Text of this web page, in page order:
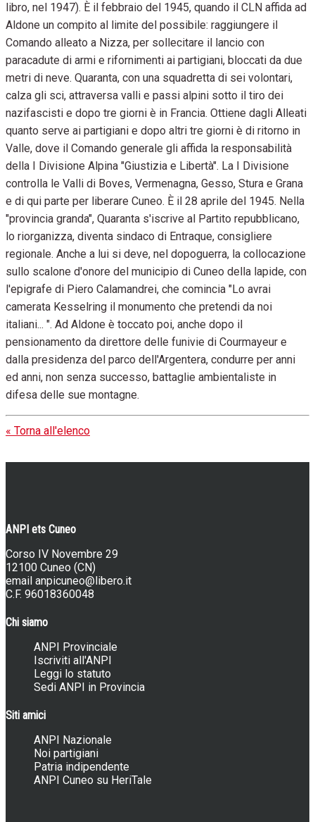
libro, nel 1947). È il febbraio del 1945, quando il CLN affida ad
Aldone un compito al limite del possibile: raggiungere il
Comando alleato a Nizza, per sollecitare il lancio con
paracadute di armi e rifornimenti ai partigiani, bloccati da due
metri di neve. Quaranta, con una squadretta di sei volontari,
calza gli sci, attraversa valli e passi alpini sotto il tiro dei
nazifascisti e dopo tre giorni è in Francia. Ottiene dagli Alleati
quanto serve ai partigiani e dopo altri tre giorni è di ritorno in
Valle, dove il Comando generale gli affida la responsabilità
della I Divisione Alpina "Giustizia e Libertà". La I Divisione
controlla le Valli di Boves, Vermenagna, Gesso, Stura e Grana
e di qui parte per liberare Cuneo. È il 28 aprile del 1945. Nella
"provincia granda", Quaranta s'iscrive al Partito repubblicano,
lo riorganizza, diventa sindaco di Entraque, consigliere
regionale. Anche a lui si deve, nel dopoguerra, la collocazione
sullo scalone d'onore del municipio di Cuneo della lapide, con
l'epigrafe di Piero Calamandrei, che comincia "Lo avrai
camerata Kesselring il monumento che pretendi da noi
italiani... ". Ad Aldone è toccato poi, anche dopo il
pensionamento da direttore delle funivie di Courmayeur e
dalla presidenza del parco dell'Argentera, condurre per anni
ed anni, non senza successo, battaglie ambientaliste in
difesa delle sue montagne.
« Torna all'elenco
ANPI ets Cuneo
Corso IV Novembre 29
12100 Cuneo (CN)
email anpicuneo@libero.it
C.F. 96018360048
Chi siamo
ANPI Provinciale
Iscriviti all'ANPI
Leggi lo statuto
Sedi ANPI in Provincia
Siti amici
ANPI Nazionale
Noi partigiani
Patria indipendente
ANPI Cuneo su HeriTale